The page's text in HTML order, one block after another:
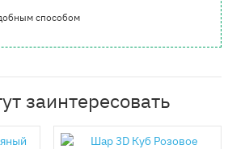
способом
заинтересовать